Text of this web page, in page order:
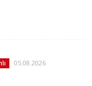
05.08.2026